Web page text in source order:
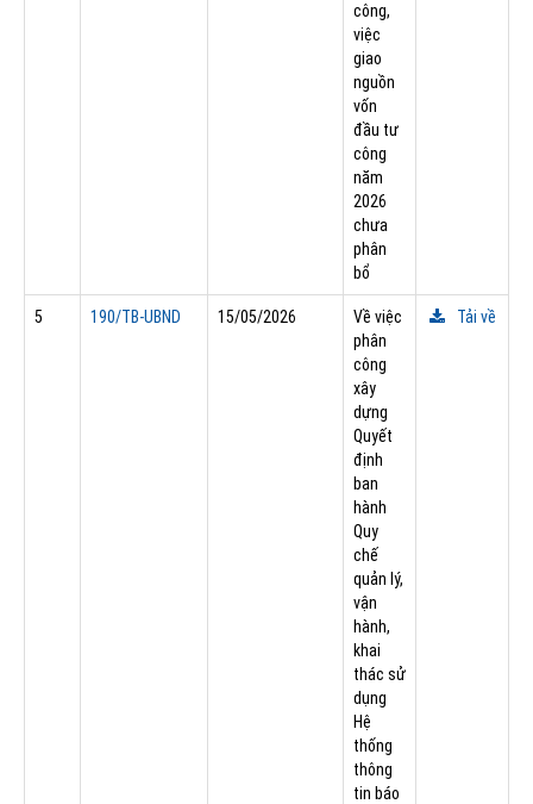
công,
việc
giao
nguồn
vốn
đầu tư
công
năm
2026
chưa
phân
bổ
5 190/TB-UBND 15/05/2026
Về việc
phân
công
xây
dựng
Quyết
định
ban
hành
Quy
chế
quản lý,
vận
hành,
khai
thác sử
dụng
Hệ
thống
thông
tin báo
Tải về